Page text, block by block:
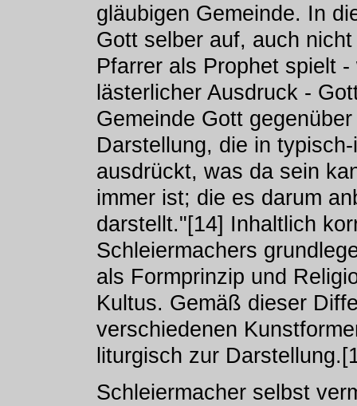
gläubigen Gemeinde. In
Gott selber auf, auch
Pfarrer als Prophet spielt
lästerlicher Ausdruck -
Gemeinde Gott
Darstellung, die in
ausdrückt, was da sein
immer ist; die es darum
darstellt."[14] Inhaltlich
Schleiermachers
als Formprinzip und
Kultus. Gemäß dieser
verschiedenen
liturgisch zur
Schleiermacher selbst